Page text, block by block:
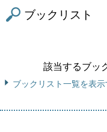
ブックリスト
該当するブッ
ブックリスト一覧を表示